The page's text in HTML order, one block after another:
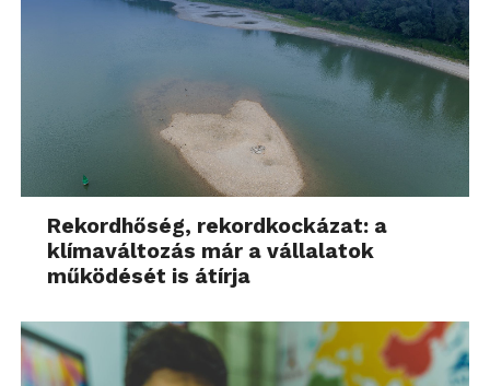
Rekordhőség, rekordkockázat: a
klímaváltozás már a vállalatok
működését is átírja